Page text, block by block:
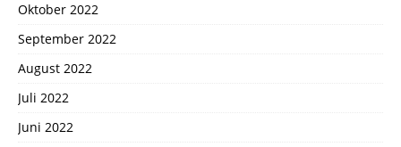
Oktober 2022
September 2022
August 2022
Juli 2022
Juni 2022